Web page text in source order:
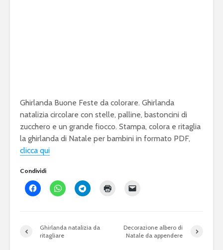
Ghirlanda Buone Feste da colorare. Ghirlanda
natalizia circolare con stelle, palline, bastoncini di
zucchero e un grande fiocco. Stampa, colora e ritaglia
la ghirlanda di Natale per bambini in formato PDF,
clicca qui
Condividi
Ghirlanda natalizia da
ritagliare
Decorazione albero di
Natale da appendere